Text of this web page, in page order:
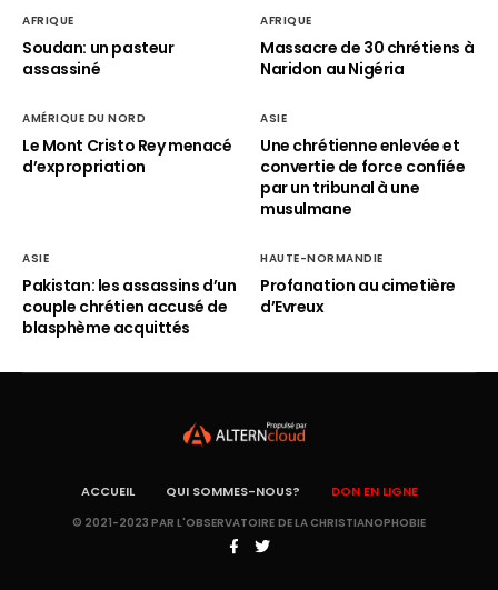
AFRIQUE
Soudan: un pasteur
assassiné
AFRIQUE
Massacre de 30 chrétiens à
Naridon au Nigéria
AMÉRIQUE DU NORD
Le Mont Cristo Rey menacé
d’expropriation
ASIE
Une chrétienne enlevée et
convertie de force confiée
par un tribunal à une
musulmane
ASIE
Pakistan: les assassins d’un
couple chrétien accusé de
blasphème acquittés
HAUTE-NORMANDIE
Profanation au cimetière
d’Evreux
ACCUEIL QUI SOMMES-NOUS? DON EN LIGNE
© 2021-2023 PAR L'OBSERVATOIRE DE LA CHRISTIANOPHOBIE